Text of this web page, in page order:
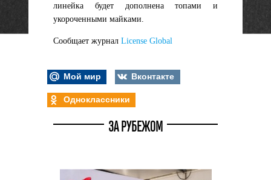
линейка будет дополнена топами и
укороченными майками.
Сообщает журнал License Global
Мой мир
Вконтакте
Одноклассники
ЗА РУБЕЖОМ